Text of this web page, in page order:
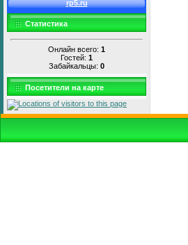
Статистика
Онлайн всего: 1
Гостей: 1
Забайкальцы: 0
Посетители на карте